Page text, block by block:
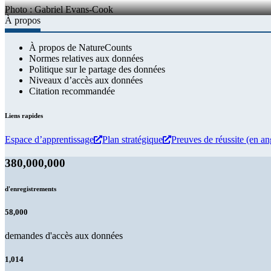
Photo : Gabriel Evans-Cook
À propos
À propos de NatureCounts
Normes relatives aux données
Politique sur le partage des données
Niveaux d’accès aux données
Citation recommandée
Liens rapides
Espace d’apprentissage Plan stratégique Preuves de réussite (en
380,000,000
d'enregistrements
58,000
demandes d'accès aux données
1,014